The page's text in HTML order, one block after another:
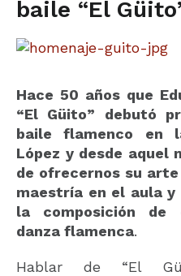
baile “El
Hace 50 años que
“El Güito” debutó
baile flamenco en
López y desde aquel
de ofrecernos su
maestría en el aula
la composición de
danza flamenca.
Hablar de “El